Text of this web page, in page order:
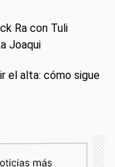
Ra con Tuli
Joaqui
el alta: cómo sigue